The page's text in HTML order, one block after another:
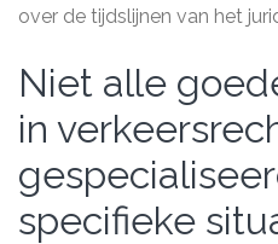
over de tijdslijnen van het
Niet alle
in
specifieke